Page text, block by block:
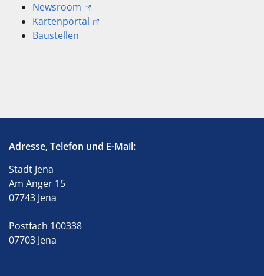
Newsroom
Kartenportal
Baustellen
Adresse, Telefon und E-Mail:
Stadt Jena
Am Anger 15
07743 Jena
Postfach 100338
07703 Jena